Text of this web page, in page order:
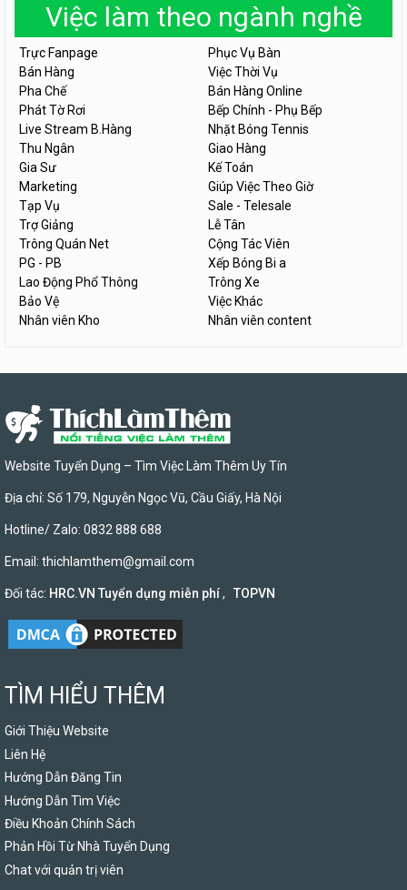
Việc làm theo ngành nghề
Trực Fanpage
Phục Vụ Bàn
Bán Hàng
Việc Thời Vụ
Pha Chế
Bán Hàng Online
Phát Tờ Rơi
Bếp Chính - Phụ Bếp
Live Stream B.Hàng
Nhặt Bóng Tennis
Thu Ngân
Giao Hàng
Gia Sư
Kế Toán
Marketing
Giúp Việc Theo Giờ
Tạp Vụ
Sale - Telesale
Trợ Giảng
Lễ Tân
Trông Quán Net
Cộng Tác Viên
PG - PB
Xếp Bóng Bi a
Lao Động Phổ Thông
Trông Xe
Bảo Vệ
Việc Khác
Nhân viên Kho
Nhân viên content
Website Tuyển Dụng – Tìm Việc Làm Thêm Uy Tín
Địa chỉ: Số 179, Nguyễn Ngọc Vũ, Cầu Giấy, Hà Nội
Hotline/ Zalo: 0832 888 688
Email: thichlamthem@gmail.com
Đối tác: HRC.VN Tuyển dụng miễn phí, TOPVN
TÌM HIỂU THÊM
Giới Thiệu Website
Liên Hệ
Hướng Dẫn Đăng Tin
Hướng Dẫn Tìm Việc
Điều Khoản Chính Sách
Phản Hồi Từ Nhà Tuyển Dụng
Chat với quản trị viên